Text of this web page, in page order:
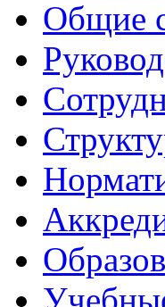
Общие